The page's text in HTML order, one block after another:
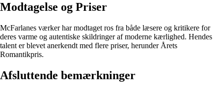
Modtagelse og Priser
McFarlanes værker har modtaget ros fra både læsere og kritikere for
deres varme og autentiske skildringer af moderne kærlighed. Hendes
talent er blevet anerkendt med flere priser, herunder Årets
Romantikpris.
Afsluttende bemærkninger